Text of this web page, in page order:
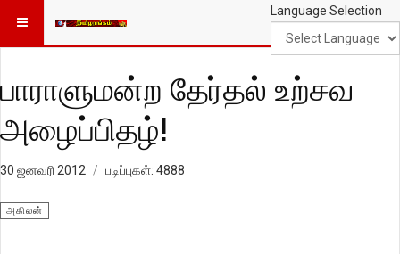
Language Selection
பாராளுமன்ற தேர்தல் உற்சவ
அழைப்பிதழ்!
30 ஜனவரி 2012 படிப்புகள்: 4888
அகிலன்